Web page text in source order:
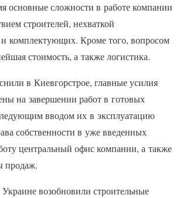
основные сложности в работе компании
строителей, нехваткой
и комплектующих. Кроме того, вопросом
стоимость, а также логистика.
в Киевгорстрое, главные усилия
на завершении работ в готовых
вводом их в эксплуатацию
собственности в уже введенных
центральный офис компании, а также
продаж.
возобновили строительные